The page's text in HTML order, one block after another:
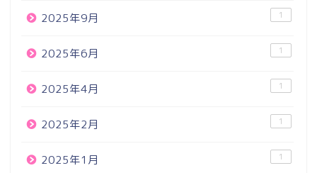
2025年9月 1
2025年6月 1
2025年4月 1
2025年2月 1
2025年1月 1